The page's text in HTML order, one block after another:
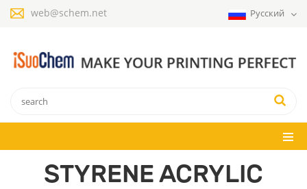
web@schem.net Русский
STYRENE ACRYLIC